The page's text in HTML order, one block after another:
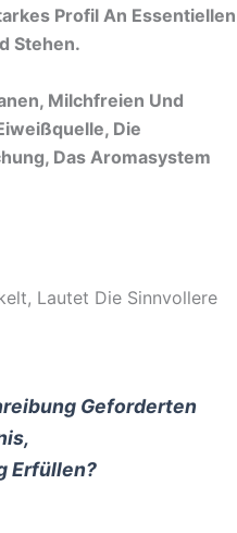
Profil An Essentiellen
Stehen.
Milchfreien Und
Die
Das Aromasystem
Lautet Die Sinnvollere
Geforderten
Erfüllen?